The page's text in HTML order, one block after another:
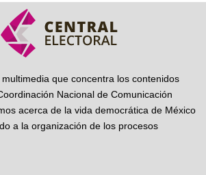
que concentra los contenidos
Nacional de Comunicación
acerca de la vida democrática de México
a la organización de los procesos